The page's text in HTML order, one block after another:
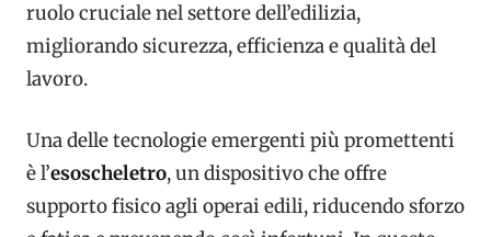
ruolo cruciale nel settore dell’edilizia,
migliorando sicurezza, efficienza e qualità del
lavoro.
Una delle tecnologie emergenti più promettenti
è l’esoscheletro, un dispositivo che offre
supporto fisico agli operai edili, riducendo sforzo